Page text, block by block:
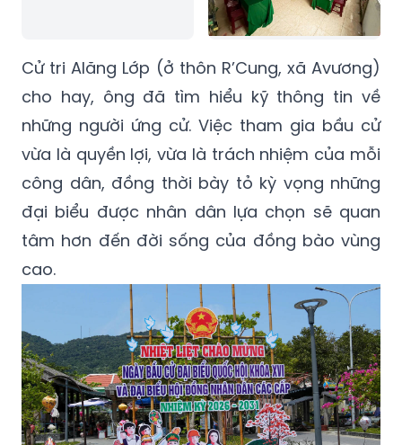
Cử tri Alăng Lớp (ở thôn R’Cung, xã Avương)
cho hay, ông đã tìm hiểu kỹ thông tin về
những người ứng cử. Việc tham gia bầu cử
vừa là quyền lợi, vừa là trách nhiệm của mỗi
công dân, đồng thời bày tỏ kỳ vọng những
đại biểu được nhân dân lựa chọn sẽ quan
tâm hơn đến đời sống của đồng bào vùng
cao.